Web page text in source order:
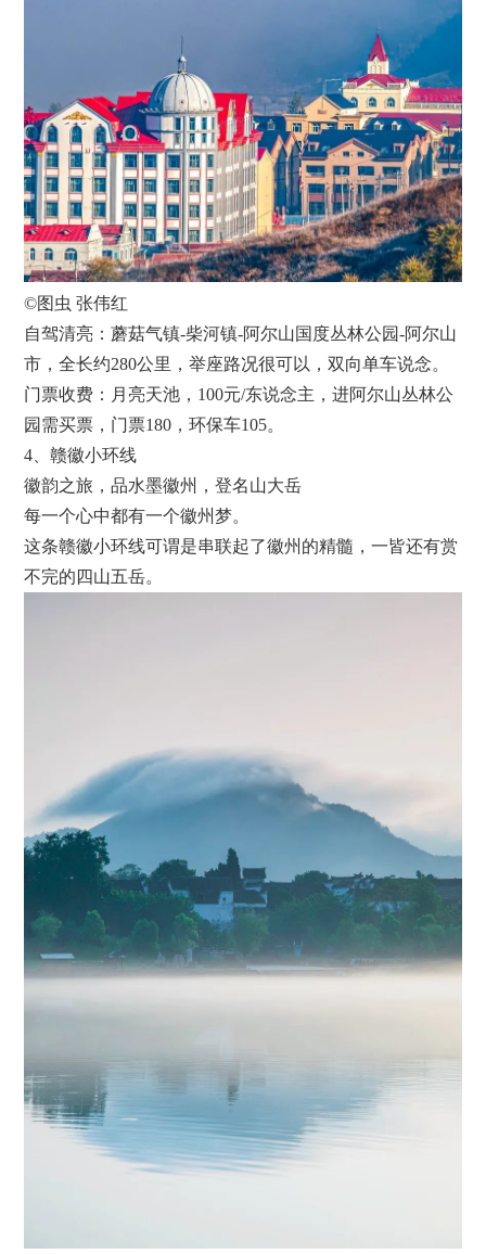
©图虫 张伟红
自驾清亮：蘑菇气镇-柴河镇-阿尔山国度丛林公园-阿尔山
市，全长约280公里，举座路况很可以，双向单车说念。
门票收费：月亮天池，100元/东说念主，进阿尔山丛林公
园需买票，门票180，环保车105。
4、赣徽小环线
徽韵之旅，品水墨徽州，登名山大岳
每一个心中都有一个徽州梦。
这条赣徽小环线可谓是串联起了徽州的精髓，一皆还有赏
不完的四山五岳。